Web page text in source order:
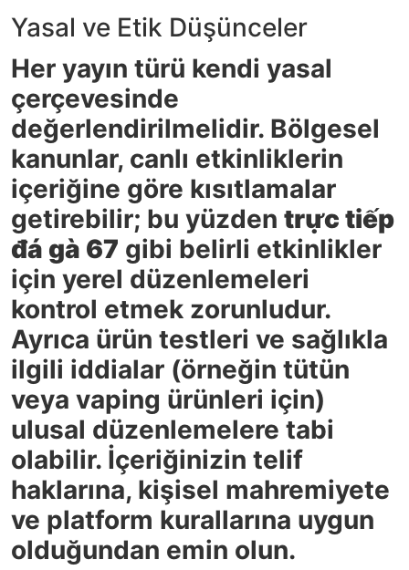
Yasal ve Etik Düşünceler
Her yayın türü kendi yasal
çerçevesinde
değerlendirilmelidir. Bölgesel
kanunlar, canlı etkinliklerin
içeriğine göre kısıtlamalar
getirebilir; bu yüzden trực tiếp
đá gà 67 gibi belirli etkinlikler
için yerel düzenlemeleri
kontrol etmek zorunludur.
Ayrıca ürün testleri ve sağlıkla
ilgili iddialar (örneğin tütün
veya vaping ürünleri için)
ulusal düzenlemelere tabi
olabilir. İçeriğinizin telif
haklarına, kişisel mahremiyete
ve platform kurallarına uygun
olduğundan emin olun.